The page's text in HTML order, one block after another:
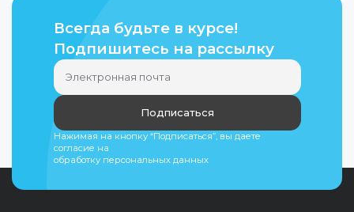
Наличными при получении
если товар доставляется курьером, то оплата
при получении товара обязательно проверьте
Оплата банковской картой
Всегда будьте в курсе!
Подпишитесь на рассылку
Подписаться
Нажимая на кнопку “Подписаться”, вы даете
согласие на
обработку персональных данных